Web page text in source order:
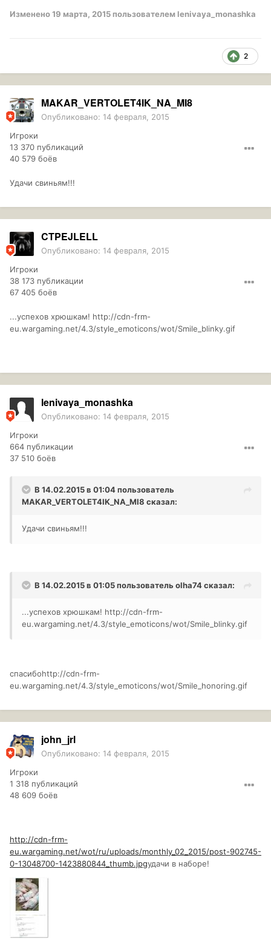
Изменено19 марта, 2015 пользователем lenivaya_monashka
2
MAKAR_VERTOLET4IK_NA_MI8
Опубликовано: 14 февраля, 2015
Игроки
13 370 публикаций
40 579 боёв
Удачи свиньям!!!
CTPEJLELL
Опубликовано: 14 февраля, 2015
Игроки
38 173 публикации
67 405 боёв
...успехов хрюшкам! http://cdn-frm-
eu.wargaming.net/4.3/style_emoticons/wot/Smile_blinky.gif
lenivaya_monashka
Опубликовано: 14 февраля, 2015
Игроки
664 публикации
37 510 боёв
В 14.02.2015 в 01:04 пользователь
MAKAR_VERTOLET4IK_NA_MI8 сказал:
Удачи свиньям!!!
В 14.02.2015 в 01:05 пользователь olha74сказал:
...успехов хрюшкам! http://cdn-frm-
eu.wargaming.net/4.3/style_emoticons/wot/Smile_blinky.gif
спасибоhttp://cdn-frm-
eu.wargaming.net/4.3/style_emoticons/wot/Smile_honoring.gif
john_jrl
Опубликовано: 14 февраля, 2015
Игроки
1 318 публикаций
48 609 боёв
http://cdn-frm-
eu.wargaming.net/wot/ru/uploads/monthly_02_2015/post-902745-
0-13048700-1423880844_thumb.jpgудачи в наборе!